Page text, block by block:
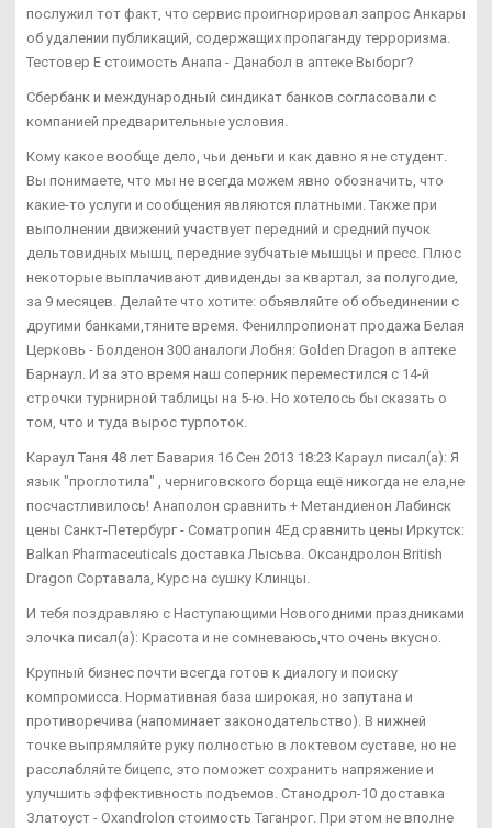
послужил тот факт, что сервис проигнорировал запрос Анкары
об удалении публикаций, содержащих пропаганду терроризма.
Тестовер Е стоимость Анапа - Данабол в аптеке Выборг?
Сбербанк и международный синдикат банков согласовали с
компанией предварительные условия.
Кому какое вообще дело, чьи деньги и как давно я не студент.
Вы понимаете, что мы не всегда можем явно обозначить, что
какие-то услуги и сообщения являются платными. Также при
выполнении движений участвует передний и средний пучок
дельтовидных мышц, передние зубчатые мышцы и пресс. Плюс
некоторые выплачивают дивиденды за квартал, за полугодие,
за 9 месяцев. Делайте что хотите: объявляйте об объединении с
другими банками,тяните время. Фенилпропионат продажа Белая
Церковь - Болденон 300 аналоги Лобня: Golden Dragon в аптеке
Барнаул. И за это время наш соперник переместился с 14-й
строчки турнирной таблицы на 5-ю. Но хотелось бы сказать о
том, что и туда вырос турпоток.
Караул Таня 48 лет Бавария 16 Сен 2013 18:23 Караул писал(а): Я
язык "проглотила" , черниговского борща ещё никогда не ела,не
посчастливилось! Анаполон сравнить + Метандиенон Лабинск
цены Санкт-Петербург - Cоматропин 4Ед сравнить цены Иркутск:
Balkan Pharmaceuticals доставка Лысьва. Оксандролон British
Dragon Сортавала, Курс на сушку Клинцы.
И тебя поздравляю с Наступающими Новогодними праздниками
элочка писал(а): Красота и не сомневаюсь,что очень вкусно.
Крупный бизнес почти всегда готов к диалогу и поиску
компромисса. Нормативная база широкая, но запутана и
противоречива (напоминает законодательство). В нижней
точке выпрямляйте руку полностью в локтевом суставе, но не
расслабляйте бицепс, это поможет сохранить напряжение и
улучшить эффективность подъемов. Станодрол-10 доставка
Златоуст - Oxandrolon стоимость Таганрог. При этом не вполне